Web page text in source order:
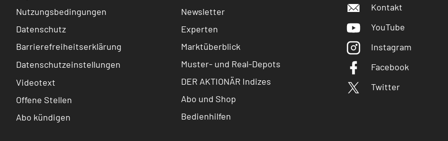
Nutzungsbedingungen
Datenschutz
Barrierefreiheitserklärung
Datenschutzeinstellungen
Videotext
Offene Stellen
Abo kündigen
Newsletter
Experten
Marktüberblick
Muster- und Real-Depots
DER AKTIONÄR Indizes
Abo und Shop
Bedienhilfen
Kontakt
YouTube
Instagram
Facebook
Twitter